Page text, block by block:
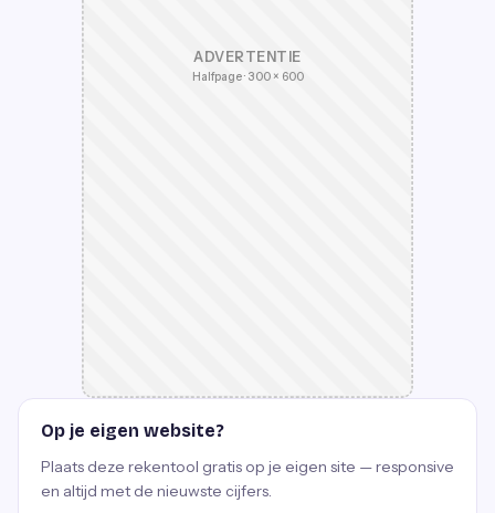
ADVERTENTIE
Halfpage · 300 × 600
Op je eigen website?
Plaats deze rekentool gratis op je eigen site — responsive
en altijd met de nieuwste cijfers.